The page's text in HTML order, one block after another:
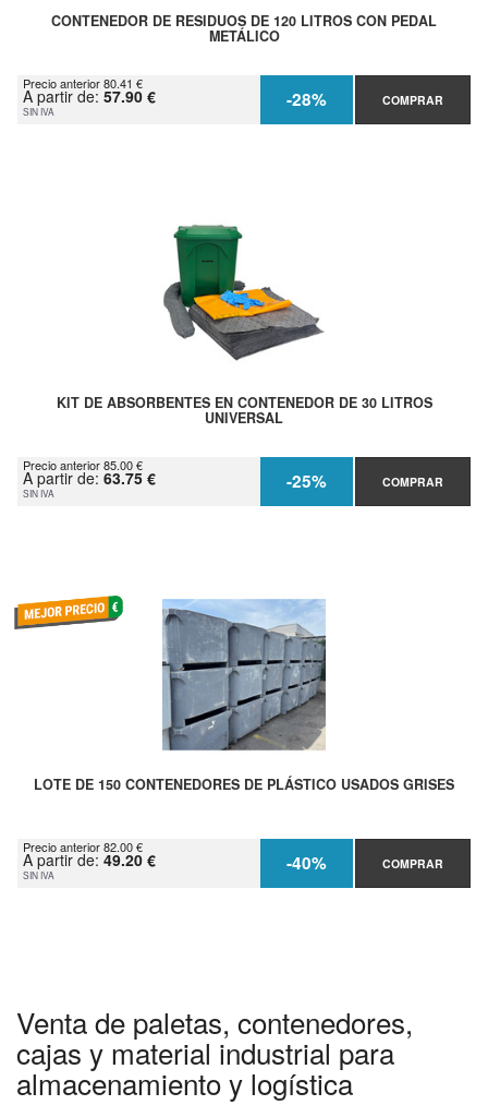
CONTENEDOR DE RESIDUOS DE 120 LITROS CON PEDAL
METÁLICO
Precio anterior 80.41 €
A partir de: 57.90 €
SIN IVA -28% COMPRAR
KIT DE ABSORBENTES EN CONTENEDOR DE 30 LITROS
UNIVERSAL
Precio anterior 85.00 €
A partir de: 63.75 €
SIN IVA -25% COMPRAR
LOTE DE 150 CONTENEDORES DE PLÁSTICO USADOS GRISES
Precio anterior 82.00 €
A partir de: 49.20 €
SIN IVA -40% COMPRAR
Venta de paletas, contenedores,
cajas y material industrial para
almacenamiento y logística